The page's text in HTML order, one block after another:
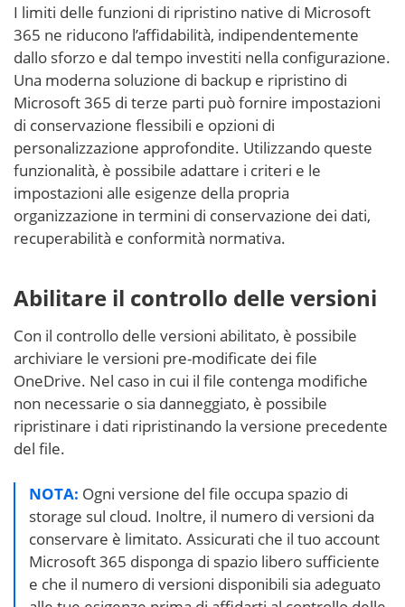
I limiti delle funzioni di ripristino native di Microsoft
365 ne riducono l’affidabilità, indipendentemente
dallo sforzo e dal tempo investiti nella configurazione.
Una moderna soluzione di backup e ripristino di
Microsoft 365 di terze parti può fornire impostazioni
di conservazione flessibili e opzioni di
personalizzazione approfondite. Utilizzando queste
funzionalità, è possibile adattare i criteri e le
impostazioni alle esigenze della propria
organizzazione in termini di conservazione dei dati,
recuperabilità e conformità normativa.
Abilitare il controllo delle versioni
Con il controllo delle versioni abilitato, è possibile
archiviare le versioni pre-modificate dei file
OneDrive. Nel caso in cui il file contenga modifiche
non necessarie o sia danneggiato, è possibile
ripristinare i dati ripristinando la versione precedente
del file.
NOTA: Ogni versione del file occupa spazio di
storage sul cloud. Inoltre, il numero di versioni da
conservare è limitato. Assicurati che il tuo account
Microsoft 365 disponga di spazio libero sufficiente
e che il numero di versioni disponibili sia adeguato